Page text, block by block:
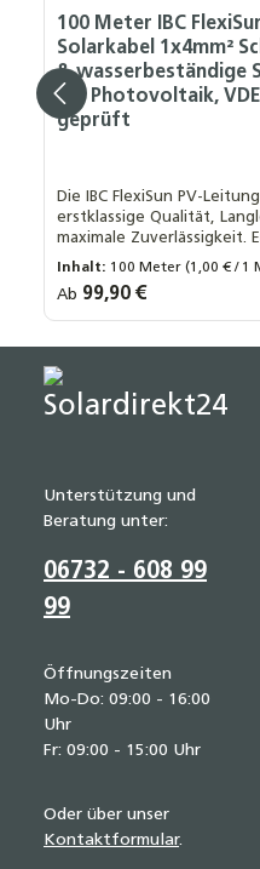
100 Meter IBC
Solarkabel 1x4mm²
& wasserbeständige
für Photovoltaik,
geprüft
Die IBC FlexiSun PV-
erstklassige Qualität,
maximale Zuverlässigkeit.
höchste Ansprüche in der
wurde diese Leitung auf
Mindestlebensdauer von
getestet
Inhalt: 100 Meter(1,00 € / 1
Regulärer Preis:
Ab 99,90 €
Ihre MwSt. Auswahl::
0 % MwSt. nach § 12 Abs.
Unterstützung und
Beratung unter:
06732 - 608 99
99
Öffnungszeiten
Mo-Do: 09:00 - 16:00
Uhr
Fr: 09:00 - 15:00 Uhr
Oder über unser
Kontaktformular.